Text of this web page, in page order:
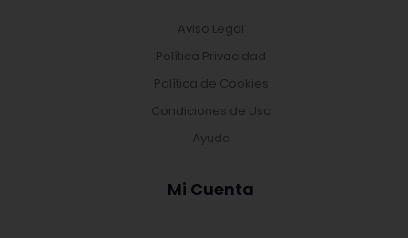
Aviso Legal
Política Privacidad
Política de Cookies
Condiciones de Uso
Ayuda
Mi Cuenta